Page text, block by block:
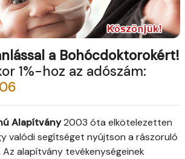
a Bohócdoktorokért!
1%-hoz az adószám:
Alapítvány2003 óta elkötelezetten
valódi segítséget nyújtson a rászoruló
alapítvány tevékenységeinek